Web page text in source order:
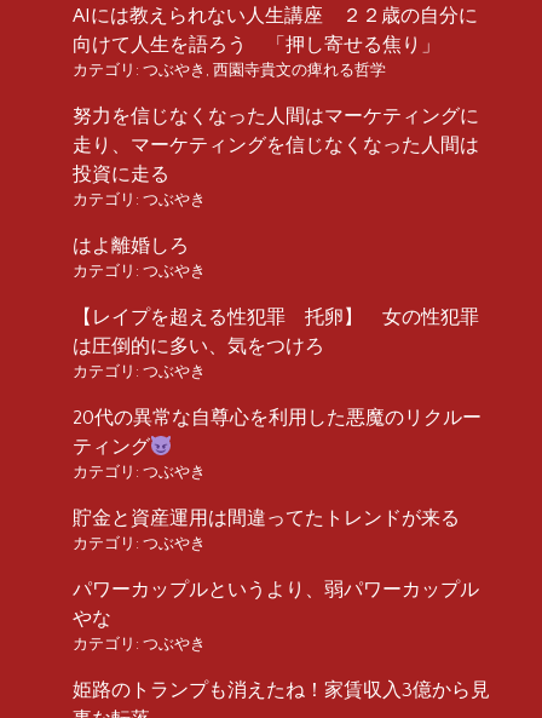
AIには教えられない人生講座 ２２歳の自分に
向けて人生を語ろう 「押し寄せる焦り」
カテゴリ: つぶやき , 西園寺貴文の痺れる哲学
努力を信じなくなった人間はマーケティングに
走り、マーケティングを信じなくなった人間は
投資に走る
カテゴリ: つぶやき
はよ離婚しろ
カテゴリ: つぶやき
【レイプを超える性犯罪 托卵】 女の性犯罪
は圧倒的に多い、気をつけろ
カテゴリ: つぶやき
20代の異常な自尊心を利用した悪魔のリクルー
ティング
カテゴリ: つぶやき
貯金と資産運用は間違ってたトレンドが来る
カテゴリ: つぶやき
パワーカップルというより、弱パワーカップル
やな
カテゴリ: つぶやき
姫路のトランプも消えたね！家賃収入3億から見